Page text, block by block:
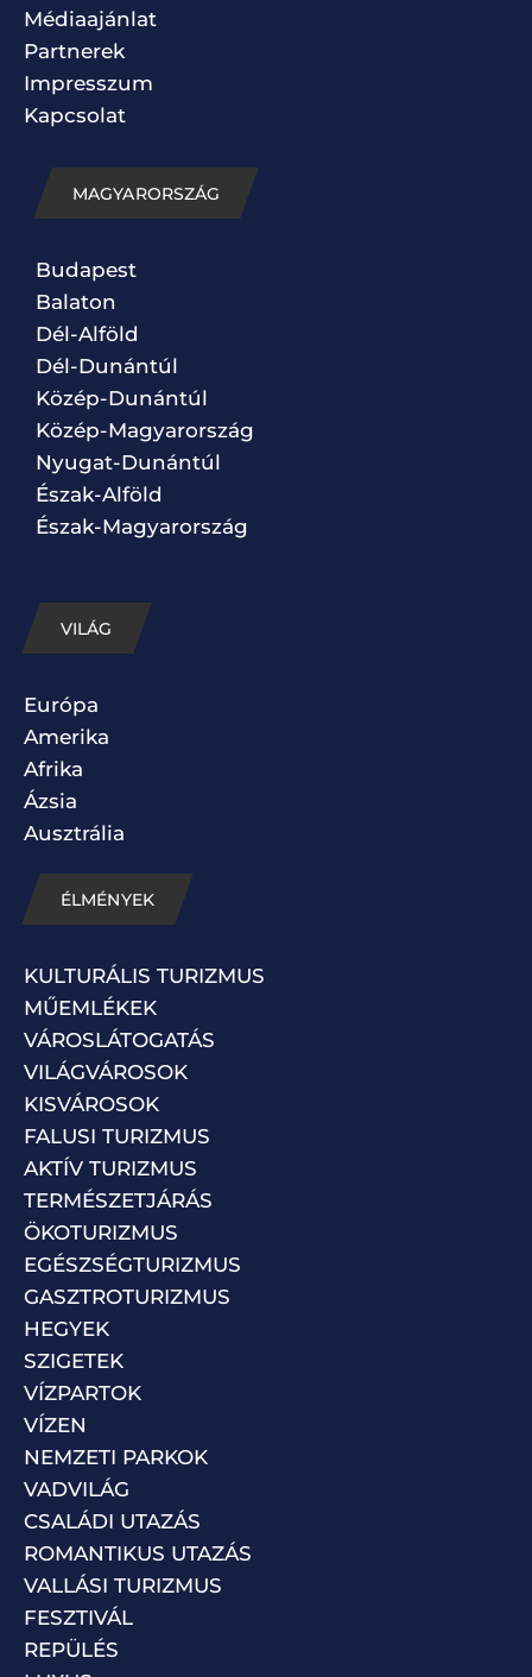
Médiaajánlat
Partnerek
Impresszum
Kapcsolat
MAGYARORSZÁG
Budapest
Balaton
Dél-Alföld
Dél-Dunántúl
Közép-Dunántúl
Közép-Magyarország
Nyugat-Dunántúl
Észak-Alföld
Észak-Magyarország
VILÁG
Európa
Amerika
Afrika
Ázsia
Ausztrália
ÉLMÉNYEK
KULTURÁLIS TURIZMUS
MŰEMLÉKEK
VÁROSLÁTOGATÁS
VILÁGVÁROSOK
KISVÁROSOK
FALUSI TURIZMUS
AKTÍV TURIZMUS
TERMÉSZETJÁRÁS
ÖKOTURIZMUS
EGÉSZSÉGTURIZMUS
GASZTROTURIZMUS
HEGYEK
SZIGETEK
VÍZPARTOK
VÍZEN
NEMZETI PARKOK
VADVILÁG
CSALÁDI UTAZÁS
ROMANTIKUS UTAZÁS
VALLÁSI TURIZMUS
FESZTIVÁL
REPÜLÉS